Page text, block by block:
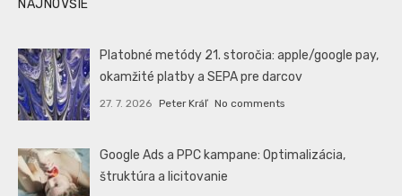
NAJNOVŠIE
Platobné metódy 21. storočia: apple/google pay,
okamžité platby a SEPA pre darcov
27. 7. 2026 Peter Kráľ No comments
Google Ads a PPC kampane: Optimalizácia,
štruktúra a licitovanie